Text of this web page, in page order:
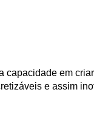
capacidade em
e assim